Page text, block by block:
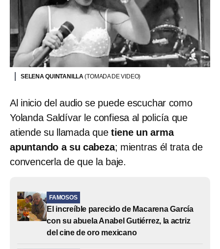
SELENA QUINTANILLA(TOMADA DE VIDEO)
Al inicio del audio se puede escuchar como
Yolanda Saldívar le confiesa al policía que
atiende su llamada que tiene un arma
apuntando a su cabeza; mientras él trata de
convencerla de que la baje.
FAMOSOS
El increíble parecido de Macarena García
con su abuela Anabel Gutiérrez, la actriz
del cine de oro mexicano